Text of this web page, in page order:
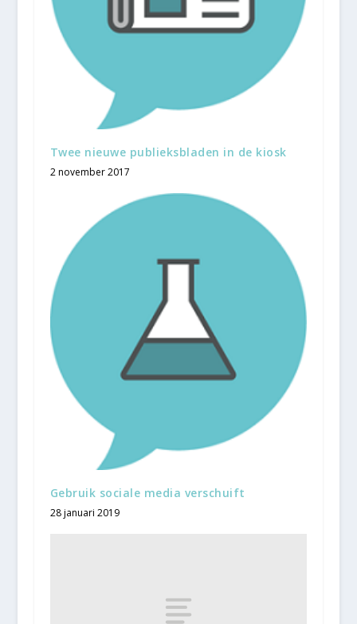
Twee nieuwe publieksbladen in de kiosk
2 november 2017
Gebruik sociale media verschuift
28 januari 2019